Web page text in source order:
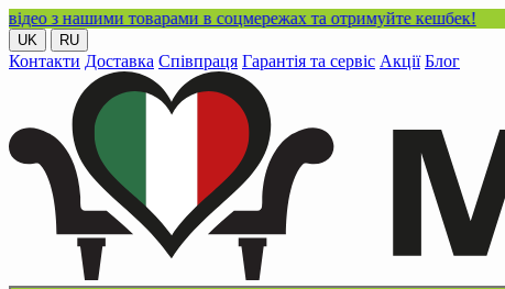
товарами в соцмережах та отримуйте кешбек!
UK RU
Контакти Доставка Співпраця Гарантія та сервіс Акції Блог